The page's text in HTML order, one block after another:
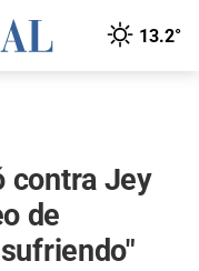
13.2°
contra Jey
de